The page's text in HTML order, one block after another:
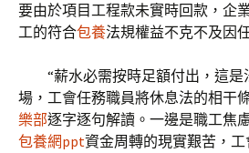
要由於項目工程款未實時回款，企
工的符合包養法規權益不克不及因
“薪水必需按時足額付出，這是
場，工會任務職員將休息法的相干
樂部逐字逐句解讀。一邊是職工焦
包養網ppt資金周轉的現實艱苦，